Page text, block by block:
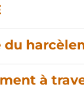
du
à